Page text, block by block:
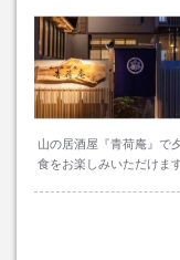
山の居酒屋『青荷庵』で
食をお楽しみいただけま